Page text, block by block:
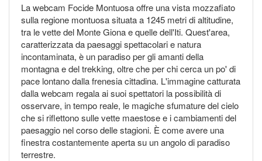
La webcam Focide Montuosa offre una vista mozzafiato
sulla regione montuosa situata a 1245 metri di altitudine,
tra le vette del Monte Giona e quelle dell'Iti. Quest'area,
caratterizzata da paesaggi spettacolari e natura
incontaminata, è un paradiso per gli amanti della
montagna e del trekking, oltre che per chi cerca un po' di
pace lontano dalla frenesia cittadina. L'immagine catturata
dalla webcam regala ai suoi spettatori la possibilità di
osservare, in tempo reale, le magiche sfumature del cielo
che si riflettono sulle vette maestose e i cambiamenti del
paesaggio nel corso delle stagioni. È come avere una
finestra costantemente aperta su un angolo di paradiso
terrestre.